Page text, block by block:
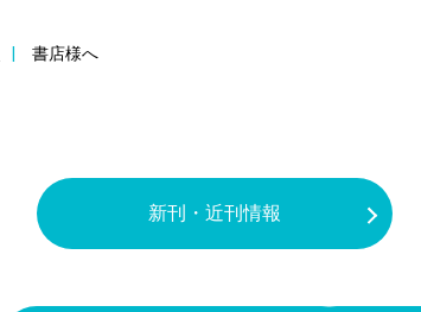
書店様へ
新刊・近刊情報